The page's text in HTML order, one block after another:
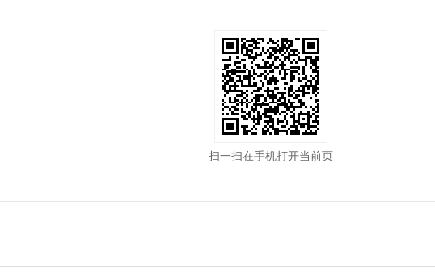
扫一扫在手机打开当前页